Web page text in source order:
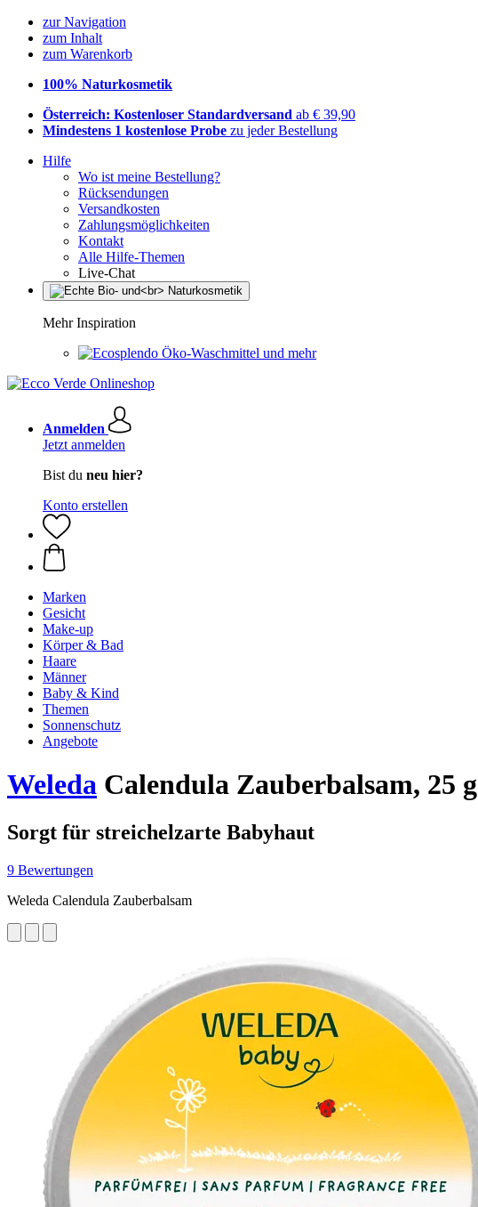
zur Navigation
zum Inhalt
zum Warenkorb
100% Naturkosmetik
Österreich: Kostenloser Standardversand ab € 39,90
Mindestens 1 kostenlose Probe zu jeder Bestellung
Hilfe
Wo ist meine Bestellung?
Rücksendungen
Versandkosten
Zahlungsmöglichkeiten
Kontakt
Alle Hilfe-Themen
Live-Chat
Mehr Inspiration
Öko-Waschmittel und mehr
Anmelden
Jetzt anmelden
Bist du neu hier?
Konto erstellen
Marken
Gesicht
Make-up
Körper & Bad
Haare
Männer
Baby & Kind
Themen
Sonnenschutz
Angebote
Weleda Calendula Zauberbalsam, 25 g
Sorgt für streichelzarte Babyhaut
9 Bewertungen
Weleda Calendula Zauberbalsam